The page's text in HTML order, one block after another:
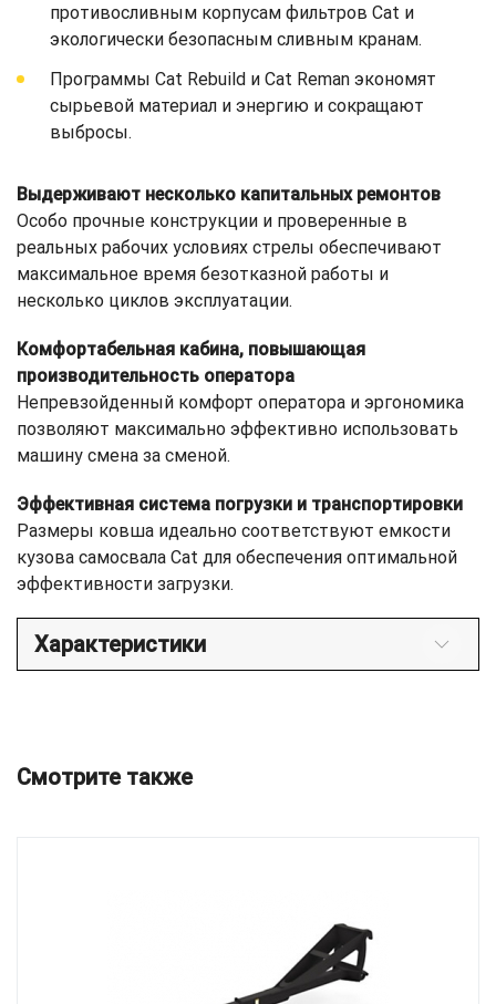
противосливным корпусам фильтров Cat и
экологически безопасным сливным кранам.
Программы Cat Rebuild и Cat Reman экономят
сырьевой материал и энергию и сокращают
выбросы.
Выдерживают несколько капитальных ремонтов
Особо прочные конструкции и проверенные в
реальных рабочих условиях стрелы обеспечивают
максимальное время безотказной работы и
несколько циклов эксплуатации.
Комфортабельная кабина, повышающая
производительность оператора
Непревзойденный комфорт оператора и эргономика
позволяют максимально эффективно использовать
машину смена за сменой.
Эффективная система погрузки и транспортировки
Размеры ковша идеально соответствуют емкости
кузова самосвала Cat для обеспечения оптимальной
эффективности загрузки.
Характеристики
Смотрите также